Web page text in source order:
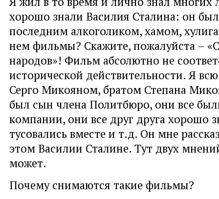
хорошо знали Василия Сталина: он
последним алкоголиком, хамом,
нем фильмы? Скажите, пожалуйста –
народов»! Фильм абсолютно не
исторической действительности. Я
Серго Микояном, братом Степана
был сын члена Политбюро, они все
компании, они все друг друга хорошо
тусовались вместе и т.д. Он мне
этом Василии Сталине. Тут двух
может.
Почему снимаются такие фильмы?